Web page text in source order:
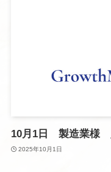
10月1日 製造業様
2025年10月1日